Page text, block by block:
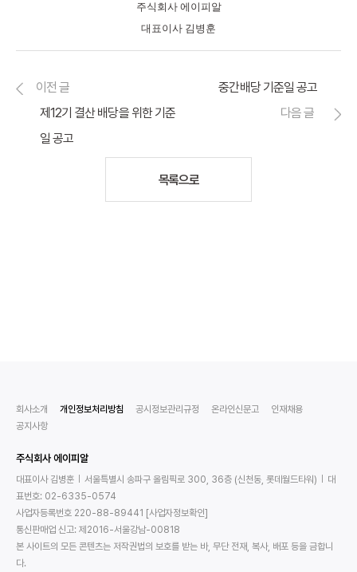
주식회사 에이피알
대표이사 김병훈
이전 글
제12기 결산 배당을 위한 기준
일 공고
중간배당 기준일 공고
다음 글
목록으로
주식회사 에이피알
대표이사 김병훈 서울특별시 송파구 올림픽로 300, 36층 (신천동, 롯데월드타워)
대
표번호: 02-6335-0574
사업자등록번호 220-88-89441 [사업자정보확인]
통신판매업 신고: 제2016-서울강남-00818
본 사이트의 모든 콘텐츠는 저작권법의 보호를 받는 바, 무단 전재, 복사, 배포 등을 금합니
다.
회사소개 개인정보처리방침 공시정보관리규정 온라인신문고
인재채용
공지사항